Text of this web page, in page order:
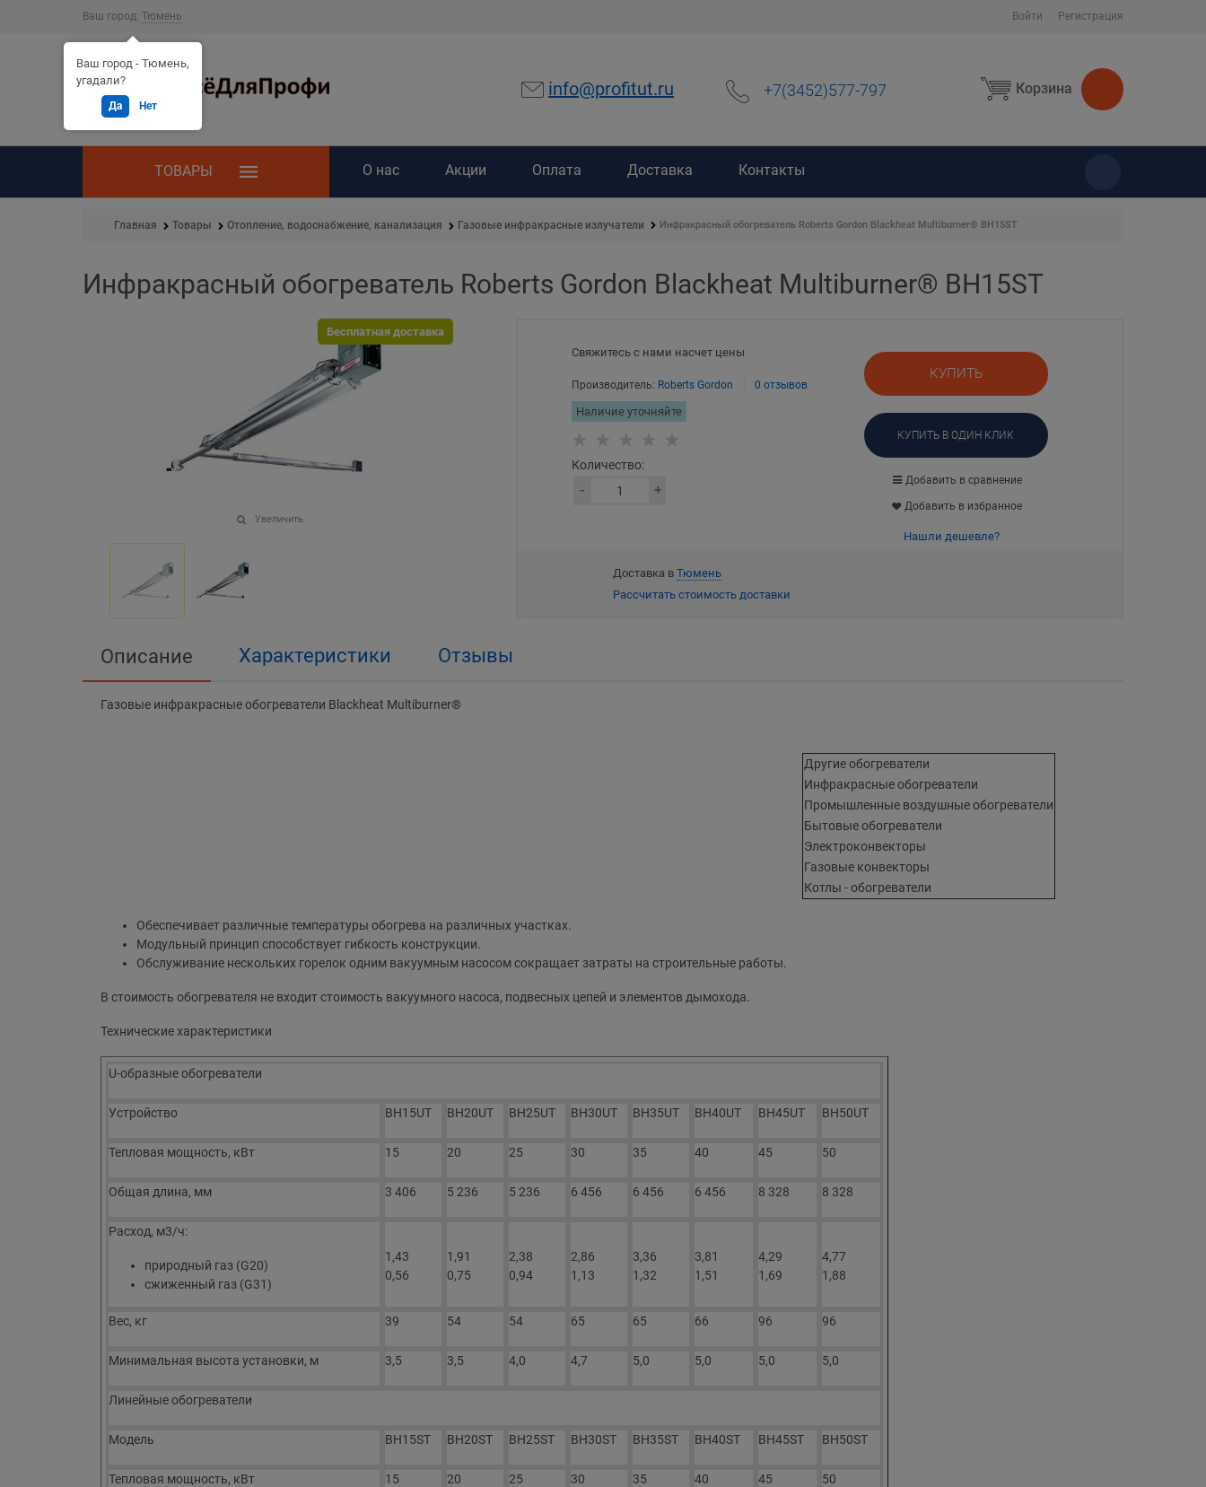
Ваш город: Тюмень Войти Регистрация
info@profitut.ru +7(3452)577-797 Корзина
ТОВАРЫ О нас Акции Оплата Доставка Контакты
Главная Товары Отопление, водоснабжение, канализация Газовые инфракрасные излучатели Инфракрасный обогреватель Roberts Gordon Blackheat Multiburner® BH15ST
Инфракрасный обогреватель Roberts Gordon Blackheat Multiburner® BH15ST
Бесплатная доставка
Увеличить
Свяжитесь с нами насчет цены
Производитель: Roberts Gordon 0 отзывов
Наличие уточняйте
Количество:
КУПИТЬ
КУПИТЬ В ОДИН КЛИК
Добавить в сравнение
Добавить в избранное
Нашли дешевле?
Доставка вТюмень
Рассчитать стоимость доставки
Описание Характеристики Отзывы
Газовые инфракрасные обогреватели Blackheat Multiburner®
Другие обогреватели
Инфракрасные обогреватели
Промышленные воздушные обогреватели
Бытовые обогреватели
Электроконвекторы
Газовые конвекторы
Котлы - обогреватели
Обеспечивает различные температуры обогрева на различных участках.
Модульный принцип способствует гибкость конструкции.
Обслуживание нескольких горелок одним вакуумным насосом сокращает затраты на строительные работы.
В стоимость обогревателя не входит стоимость вакуумного насоса, подвесных цепей и элементов дымохода.
Технические характеристики
U-образные обогреватели
Устройство BH15UT BH20UT BH25UT BH30UT BH35UT BH40UT BH45UT BH50UT
Тепловая мощность, кВт 15 20 25 30 35 40 45 50
Общая длина, мм 3 406 5 236 5 236 6 456 6 456 6 456 8 328 8 328
Расход, м3/ч:
природный газ (G20)
сжиженный газ (G31)
1,43
0,56
1,91
0,75
2,38
0,94
2,86
1,13
3,36
1,32
3,81
1,51
4,29
1,69
4,77
1,88
Вес, кг 39 54 54 65 65 66 96 96
Минимальная высота установки, м 3,5 3,5 4,0 4,7 5,0 5,0 5,0 5,0
Линейные обогреватели
Модель BH15ST BH20ST BH25ST BH30ST BH35ST BH40ST BH45ST BH50ST
Тепловая мощность, кВт 15 20 25 30 35 40 45 50
Ваш город - Тюмень,
угадали?
Да Нет